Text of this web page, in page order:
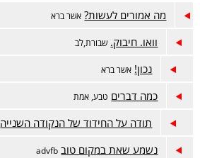
מה אמורים לעשות? אשר ברא
וואו. חיבוק. שבורת,לב
נכון! אשר ברא
כמה דברים טבע, אמת
תודה על החידוד של הנקודה השנייה
נשמע שאת במקום טוב advfb